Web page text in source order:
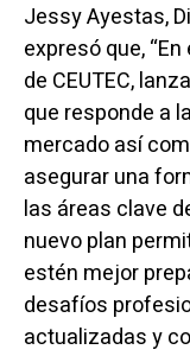
Jessy Ayestas,
expresó que,
de CEUTEC,
que responde a
mercado así
asegurar una
las áreas clave
nuevo plan
estén mejor
desafíos
actualizadas y